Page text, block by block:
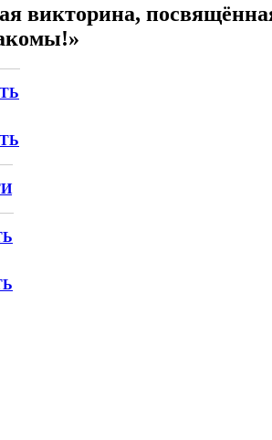
викторина,